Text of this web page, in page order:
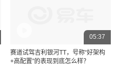
05:37
赛道试驾吉利银河TT，号称“好架构
+高配置”的表现到底怎么样？